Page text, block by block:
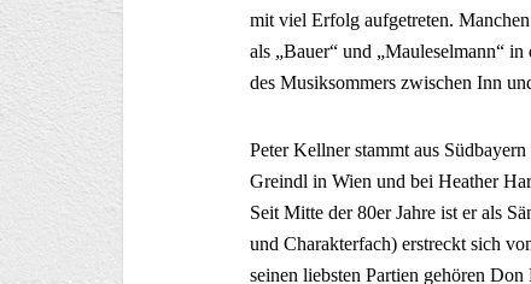
mit viel Erfolg aufgetreten.
als „Bauer“ und „Mauleselmann“
des Musiksommers zwischen Inn
Peter Kellner stammt aus
Greindl in Wien und bei Heather
Seit Mitte der 80er Jahre ist er als
und Charakterfach) erstreckt sich
seinen liebsten Partien gehören